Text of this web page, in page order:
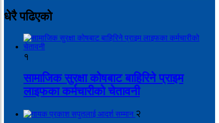
धेरै पढिएको
१
सामाजिक सुरक्षा कोषबाट बाहिरिने प्राइम
लाइफका कर्मचारीको चेतावनी
२